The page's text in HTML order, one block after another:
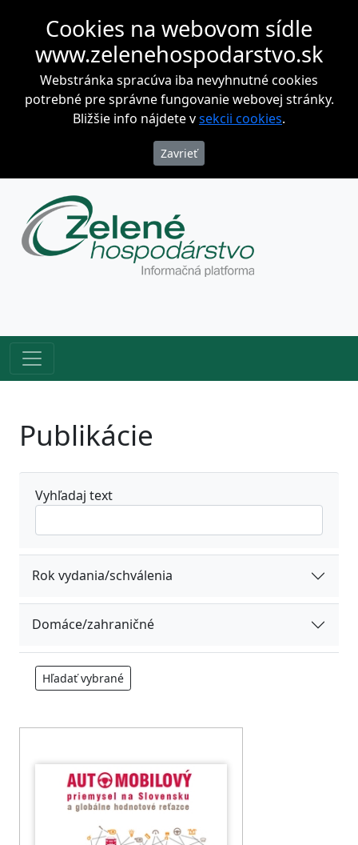
Cookies na webovom sídle
www.zelenehospodarstvo.sk
Webstránka spracúva iba nevyhnutné cookies
potrebné pre správne fungovanie webovej stránky.
Bližšie info nájdete vsekcii cookies.
Publikácie
Vyhľadaj text
Rok vydania/schválenia
Domáce/zahraničné
Hľadať vybrané